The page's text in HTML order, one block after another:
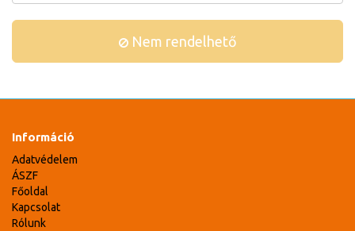
Nem rendelhető
Információ
Adatvédelem
ÁSZF
Főoldal
Kapcsolat
Rólunk